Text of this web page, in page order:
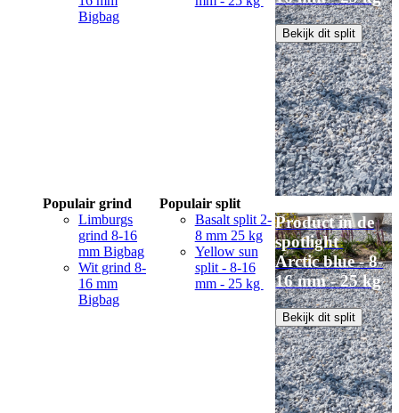
Bigbag
Bekijk dit split
Populair grind
Limburgs
grind 8-16
mm Bigbag
Wit grind 8-
16 mm
Bigbag
Populair split
Basalt split 2-
8 mm 25 kg
Yellow sun
split - 8-16
mm - 25 kg
Product in de
spotlight
Arctic blue - 8-
16 mm - 25 kg
Bekijk dit split